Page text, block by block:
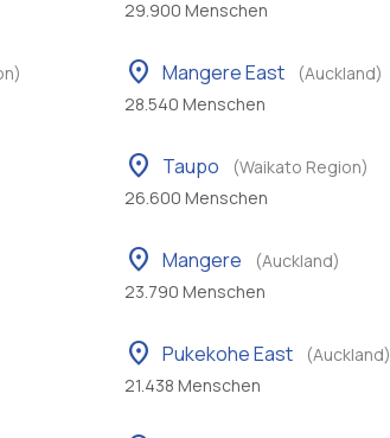
29.900 Menschen
location_on Mangere East
(Auckland)
28.540 Menschen
location_on Taupo
(Waikato Region)
26.600 Menschen
location_on Mangere
(Auckland)
23.790 Menschen
location_on Pukekohe East
(Auckland)
21.438 Menschen